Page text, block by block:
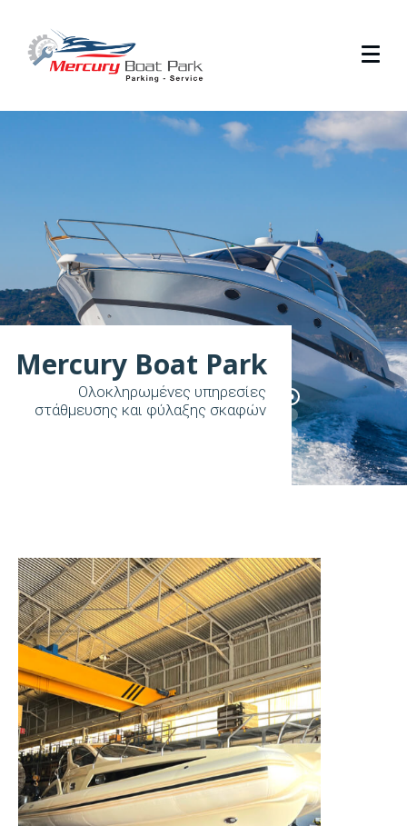
Ολοκληρωμένες υπηρεσίες
στάθμευσης και φύλαξης σκαφών
Mercury Boat Park